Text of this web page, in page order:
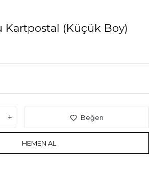
Kartpostal (Küçük Boy)
Beğen
HEMEN AL